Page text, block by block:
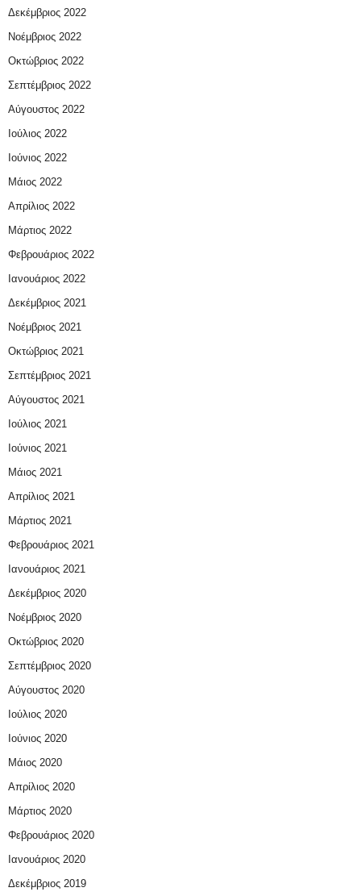
Δεκέμβριος 2022
Νοέμβριος 2022
Οκτώβριος 2022
Σεπτέμβριος 2022
Αύγουστος 2022
Ιούλιος 2022
Ιούνιος 2022
Μάιος 2022
Απρίλιος 2022
Μάρτιος 2022
Φεβρουάριος 2022
Ιανουάριος 2022
Δεκέμβριος 2021
Νοέμβριος 2021
Οκτώβριος 2021
Σεπτέμβριος 2021
Αύγουστος 2021
Ιούλιος 2021
Ιούνιος 2021
Μάιος 2021
Απρίλιος 2021
Μάρτιος 2021
Φεβρουάριος 2021
Ιανουάριος 2021
Δεκέμβριος 2020
Νοέμβριος 2020
Οκτώβριος 2020
Σεπτέμβριος 2020
Αύγουστος 2020
Ιούλιος 2020
Ιούνιος 2020
Μάιος 2020
Απρίλιος 2020
Μάρτιος 2020
Φεβρουάριος 2020
Ιανουάριος 2020
Δεκέμβριος 2019